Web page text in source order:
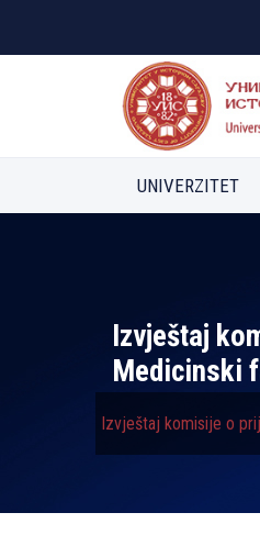
UNIVERZITET
Izvještaj
Medicinski
Izvještaj komisije o